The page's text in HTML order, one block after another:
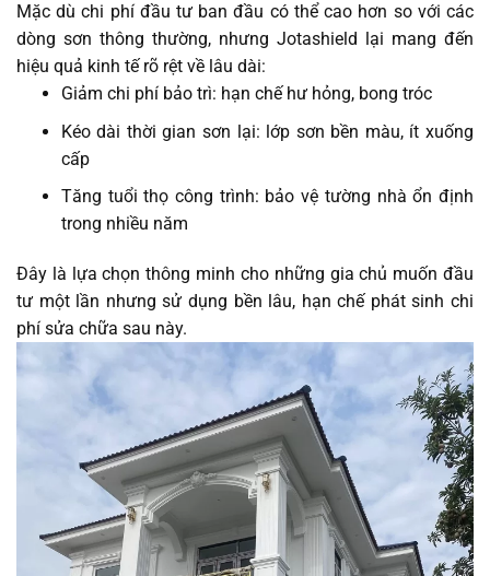
Mặc dù chi phí đầu tư ban đầu có thể cao hơn so với các
dòng sơn thông thường, nhưng Jotashield lại mang đến
hiệu quả kinh tế rõ rệt về lâu dài:
Giảm chi phí bảo trì: hạn chế hư hỏng, bong tróc
Kéo dài thời gian sơn lại: lớp sơn bền màu, ít xuống
cấp
Tăng tuổi thọ công trình: bảo vệ tường nhà ổn định
trong nhiều năm
Đây là lựa chọn thông minh cho những gia chủ muốn đầu
tư một lần nhưng sử dụng bền lâu, hạn chế phát sinh chi
phí sửa chữa sau này.